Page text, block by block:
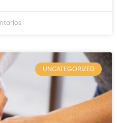
UNCATEGORIZED